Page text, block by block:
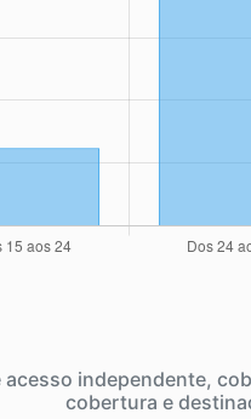
independente,
cobertura e